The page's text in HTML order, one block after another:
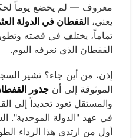
معروف — لم يخضع يوماً لحكم
يعني، القفطان في الدولة
تماماً، يختلف في قصته
القفطان الذي نعرفه اليوم.
إذن، من أين جاء؟ تشير
الموثوقة إلى أن جذور
والمستقل تعود تحديداً إلى
في عهد "الدولة الموحدية".
أول من ارتدى هذا الرداء